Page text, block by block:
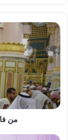
من
فاتته
صلاة
العشاء
وأدرك
التراويح
من